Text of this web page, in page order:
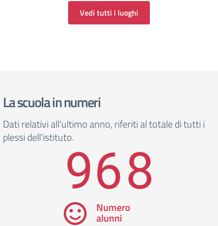
Vedi tutti i luoghi
La scuola in numeri
Dati relativi all'ultimo anno, riferiti al totale di tutti i
plessi dell'istituto.968
Numero
alunni